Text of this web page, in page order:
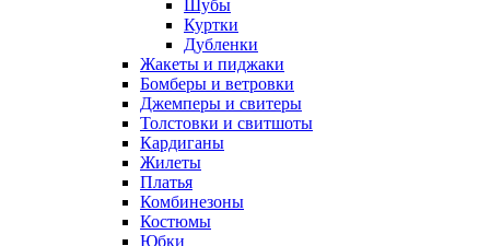
Шубы
Куртки
Дубленки
Жакеты и пиджаки
Бомберы и ветровки
Джемперы и свитеры
Толстовки и свитшоты
Кардиганы
Жилеты
Платья
Комбинезоны
Костюмы
Юбки